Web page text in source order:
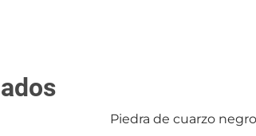
Piedra de cuarzo negro